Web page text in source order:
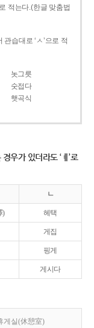
적는다.(한글 맞춤법
습대로 ‘ㅅ’으로 적
놋그릇
숫접다
햇곡식
경우가 있더라도 ‘ㅖ’로
ㄴ
) 헤택
게집
핑게
게시다
게실(休憩室)